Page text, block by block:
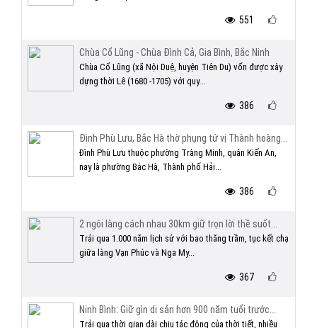
551
Chùa Cổ Lũng - Chùa Đình Cả, Gia Bình, Bắc Ninh
Chùa Cổ Lũng (xã Nội Duệ, huyện Tiên Du) vốn được xây
dựng thời Lê (1680 -1705) với quy...
386
Đình Phù Lưu, Bắc Hà thờ phụng tứ vị Thành hoàng...
Đình Phù Lưu thuộc phường Tràng Minh, quận Kiến An,
nay là phường Bắc Hà, Thành phố Hải...
386
2 ngôi làng cách nhau 30km giữ trọn lời thề suốt...
Trải qua 1.000 năm lịch sử với bao thăng trầm, tục kết chạ
giữa làng Vạn Phúc và Nga My...
367
Ninh Bình: Giữ gìn di sản hơn 900 năm tuổi trước...
Trải qua thời gian dài chịu tác động của thời tiết, nhiều